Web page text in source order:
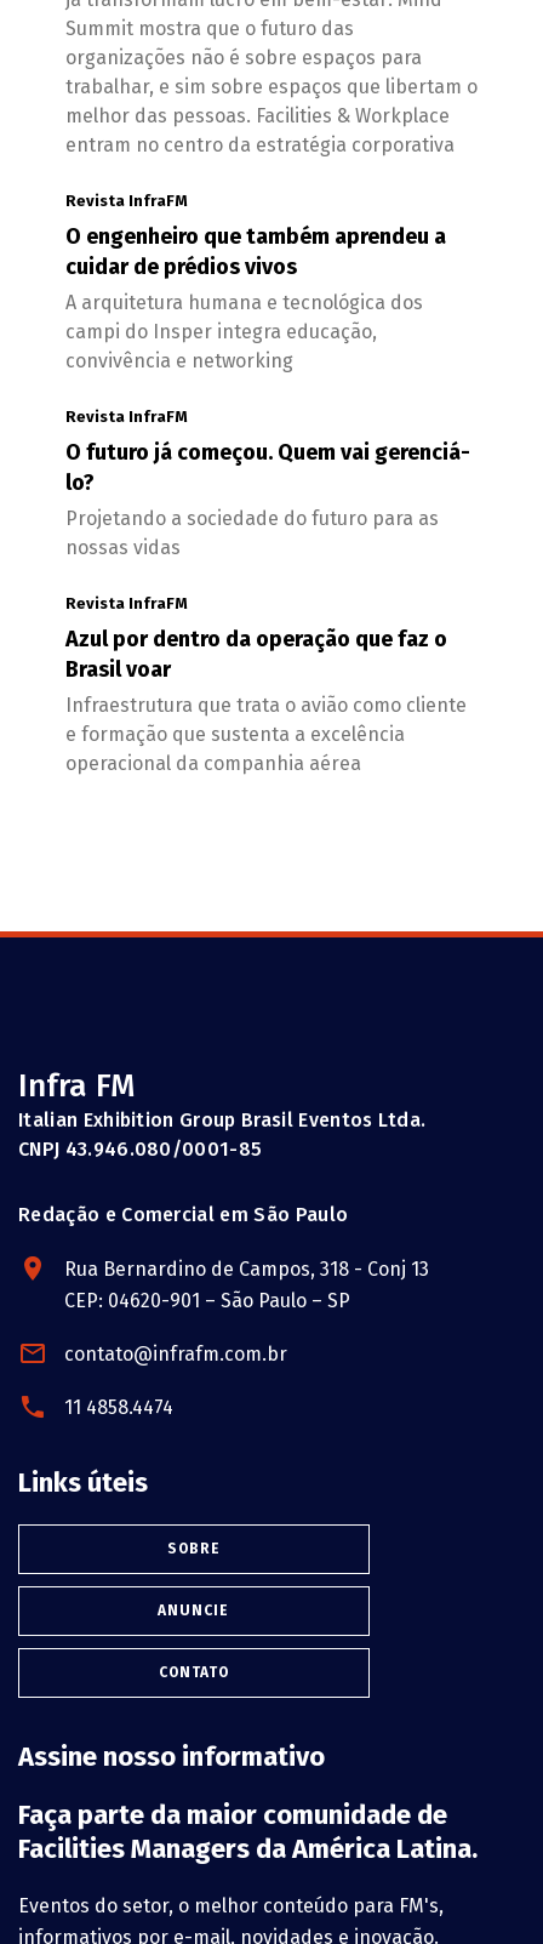
Summit mostra que o futuro das
organizações não é sobre espaços para
trabalhar, e sim sobre espaços que libertam o
melhor das pessoas. Facilities & Workplace
entram no centro da estratégia corporativa
Revista InfraFM
O engenheiro que também aprendeu a
cuidar de prédios vivos
A arquitetura humana e tecnológica dos
campi do Insper integra educação,
convivência e networking
Revista InfraFM
O futuro já começou. Quem vai gerenciá-
lo?
Projetando a sociedade do futuro para as
nossas vidas
Revista InfraFM
Azul por dentro da operação que faz o
Brasil voar
Infraestrutura que trata o avião como cliente
e formação que sustenta a excelência
operacional da companhia aérea
Infra FM
Italian Exhibition Group Brasil Eventos Ltda.
CNPJ 43.946.080/0001-85
Redação e Comercial em São Paulo
Rua Bernardino de Campos, 318 - Conj 13
CEP: 04620-901 – São Paulo – SP
contato@infrafm.com.br
11 4858.4474
Links úteis
SOBRE
ANUNCIE
CONTATO
Assine nosso informativo
Faça parte da maior comunidade de
Facilities Managers da América Latina.
Eventos do setor, o melhor conteúdo para FM's,
informativos por e-mail, novidades e inovação.